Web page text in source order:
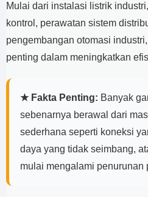
Mulai dari instalasi listrik
kontrol, perawatan sistem
pengembangan otomasi
penting dalam meningkatkan
★ Fakta Penting: Banyak
sebenarnya berawal dari
sederhana seperti koneksi
daya yang tidak seimbang,
mulai mengalami penurunan